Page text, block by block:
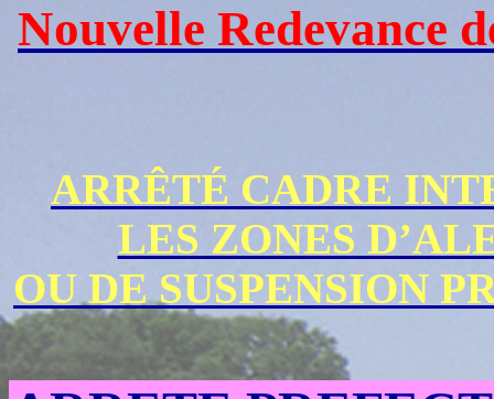
Nouvelle Redevance
ARRÊTÉ CADRE
LES ZONES
OU DE SUSPENSION